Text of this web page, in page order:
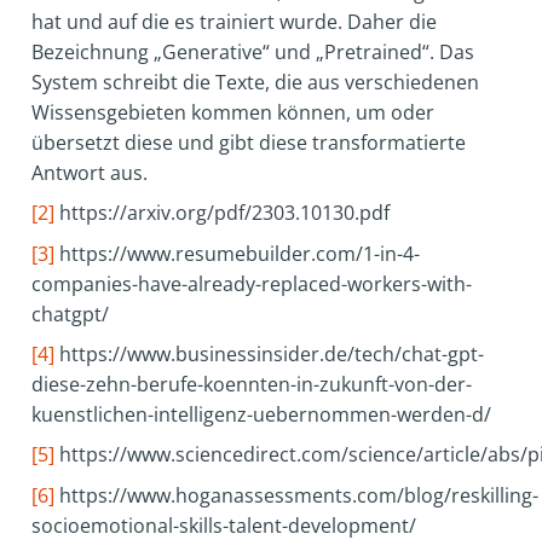
hat und auf die es trainiert wurde. Daher die
Bezeichnung „Generative“ und „Pretrained“. Das
System schreibt die Texte, die aus verschiedenen
Wissensgebieten kommen können, um oder
übersetzt diese und gibt diese transformatierte
Antwort aus.
[2] https://arxiv.org/pdf/2303.10130.pdf
[3] https://www.resumebuilder.com/1-in-4-
companies-have-already-replaced-workers-with-
chatgpt/
[4] https://www.businessinsider.de/tech/chat-gpt-
diese-zehn-berufe-koennten-in-zukunft-von-der-
kuenstlichen-intelligenz-uebernommen-werden-d/
[5] https://www.sciencedirect.com/science/article/abs/
[6] https://www.hoganassessments.com/blog/reskilling-
socioemotional-skills-talent-development/